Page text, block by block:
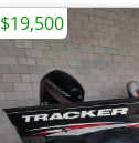
$19,500